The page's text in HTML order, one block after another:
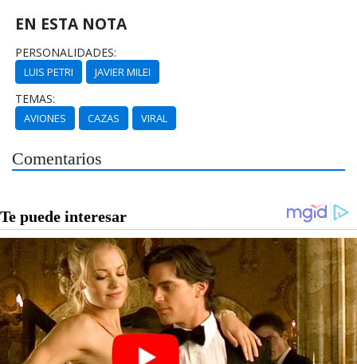
EN ESTA NOTA
PERSONALIDADES:
LUIS PETRI JAVIER MILEI
TEMAS:
AVIONES CAZAS VIRAL
Comentarios